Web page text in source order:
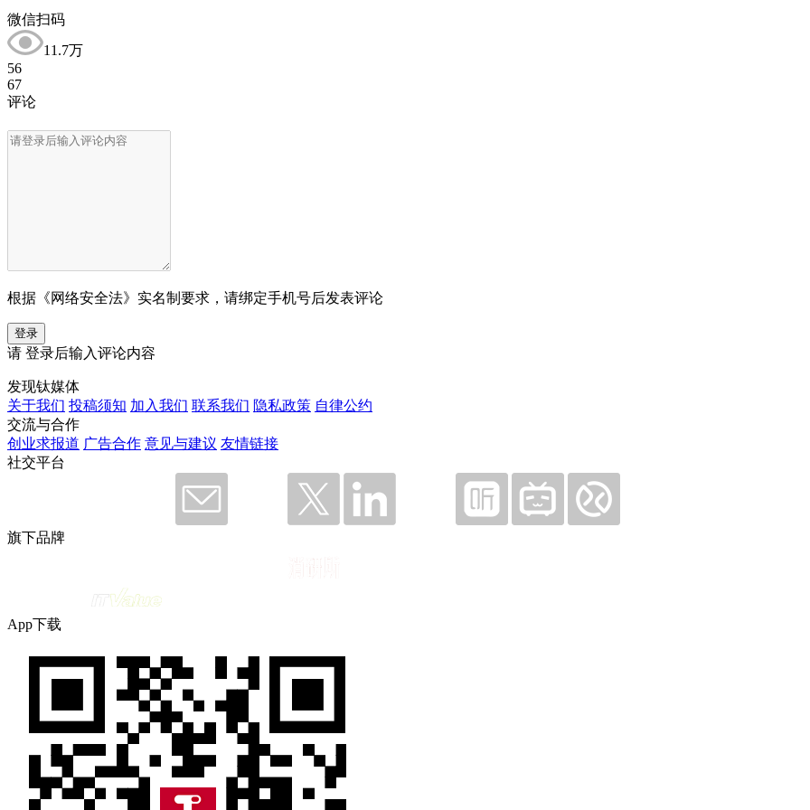
微信扫码
11.7万
56
67
评论
根据《网络安全法》实名制要求，请绑定手机号后发表评论
登录
请 登录后输入评论内容
发现钛媒体
关于我们 投稿须知 加入我们 联系我们 隐私政策 自律公约
交流与合作
创业求报道 广告合作 意见与建议 友情链接
社交平台
旗下品牌
App下载